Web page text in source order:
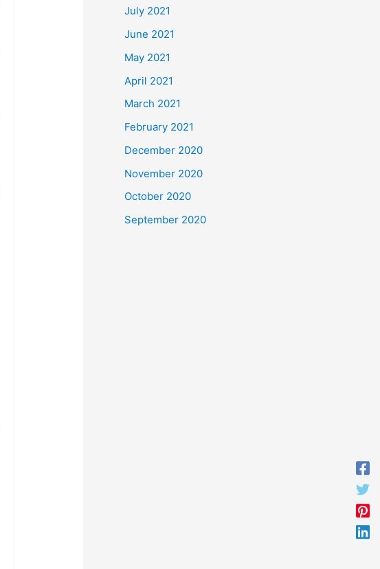
July 2021
June 2021
May 2021
April 2021
March 2021
February 2021
December 2020
November 2020
October 2020
September 2020